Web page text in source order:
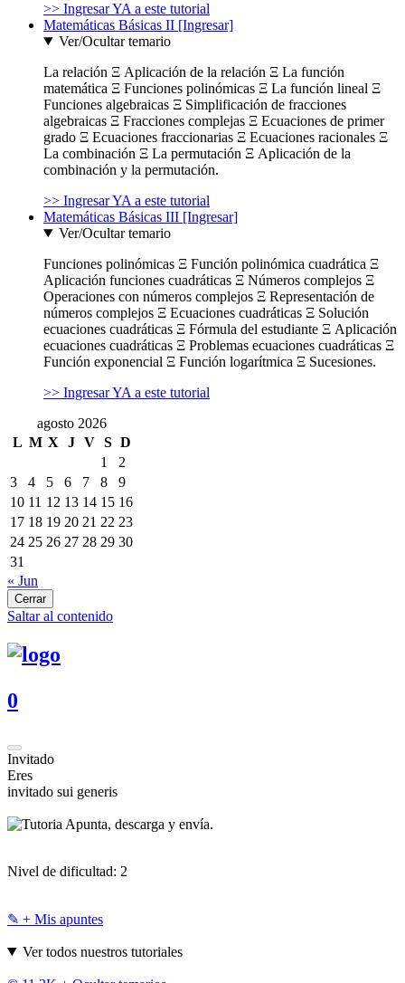
>> Ingresar YA a este tutorial
Matemáticas Básicas II [Ingresar]
Ver/Ocultar temario
La relación Ξ Aplicación de la relación Ξ La función
matemática Ξ Funciones polinómicas Ξ La función lineal Ξ
Funciones algebraicas Ξ Simplificación de fracciones
algebraicas Ξ Fracciones complejas Ξ Ecuaciones de primer
grado Ξ Ecuaciones fraccionarias Ξ Ecuaciones racionales Ξ
La combinación Ξ La permutación Ξ Aplicación de la
combinación y la permutación.
>> Ingresar YA a este tutorial
Matemáticas Básicas III [Ingresar]
Ver/Ocultar temario
Funciones polinómicas Ξ Función polinómica cuadrática Ξ
Aplicación funciones cuadráticas Ξ Números complejos Ξ
Operaciones con números complejos Ξ Representación de
números complejos Ξ Ecuaciones cuadráticas Ξ Solución
ecuaciones cuadráticas Ξ Fórmula del estudiante Ξ Aplicación
ecuaciones cuadráticas Ξ Problemas ecuaciones cuadráticas Ξ
Función exponencial Ξ Función logarítmica Ξ Sucesiones.
>> Ingresar YA a este tutorial
agosto 2026
L M X J V S D
1
2
3
4 5 6 7 8
9
10 11 12 13 14 15 16
17 18 19 20 21 22 23
24 25 26 27 28 29 30
31
« Jun
Cerrar
Saltar al contenido
0
Invitado
Eres
invitado sui generis
Apunta, descarga y envía.
Nivel de dificultad: 2
✎ + Mis apuntes
Ver todos nuestros tutoriales